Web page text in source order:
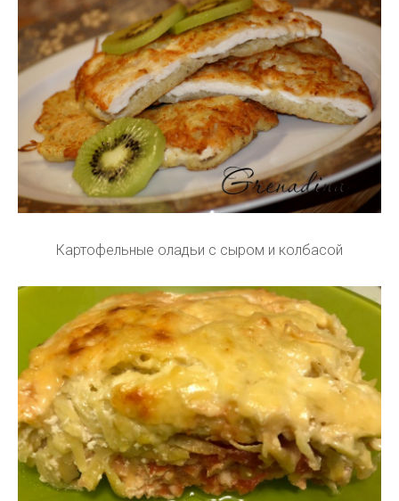
Картофельные оладьи с сыром и колбасой